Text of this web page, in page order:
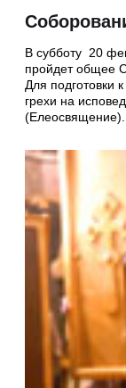
В субботу 20
пройдет общее
Для подготовки
грехи на
(Елеосвящение).